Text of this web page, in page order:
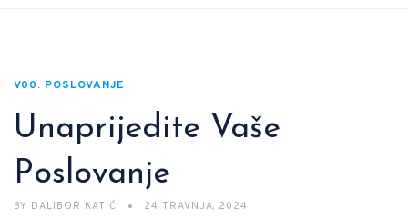
V00. POSLOVANJE
Unaprijedite Vaše
Poslovanje
BY DALIBOR KATIĆ 24 TRAVNJA, 2024